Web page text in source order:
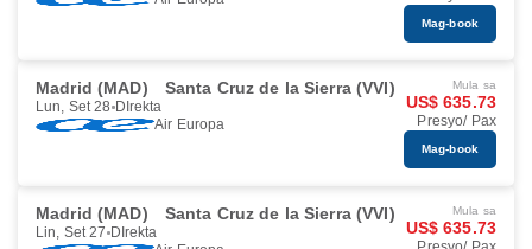
Mag-book
Madrid (MAD) Santa Cruz de la Sierra (VVI)
Lun, Set 28 DIrekta
Air Europa
Mula sa
US$ 635.73
Presyo/ Pax
Mag-book
Madrid (MAD) Santa Cruz de la Sierra (VVI)
Lin, Set 27 DIrekta
Mula sa
US$ 635.73